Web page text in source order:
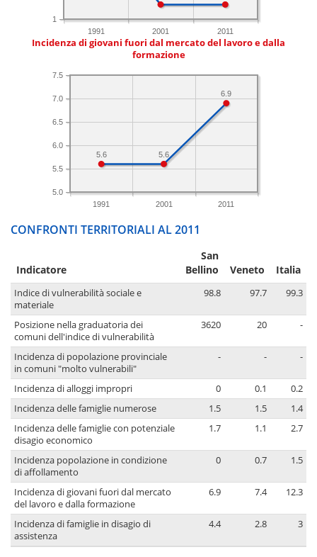
1991 2001 2011
1
Incidenza di giovani fuori dal mercato del lavoro e dalla
formazione
1991 2001 2011
5.0
5.5
6.0
6.5
7.0
7.5
6.9
5.6
5.6
CONFRONTI TERRITORIALI AL 2011
Indicatore
San
Bellino
Veneto Italia
Indice di vulnerabilità sociale e
materiale
98.8 97.7 99.3
Posizione nella graduatoria dei
comuni dell'indice di vulnerabilità
3620 20 -
Incidenza di popolazione provinciale
in comuni "molto vulnerabili"
- - -
Incidenza di alloggi impropri 0 0.1
0.2
Incidenza delle famiglie numerose
1.5 1.5
1.4
Incidenza delle famiglie con potenziale
disagio economico
1.7 1.1 2.7
Incidenza popolazione in condizione
di affollamento
0 0.7 1.5
Incidenza di giovani fuori dal mercato
del lavoro e dalla formazione
6.9 7.4 12.3
Incidenza di famiglie in disagio di
assistenza
4.4 2.8 3